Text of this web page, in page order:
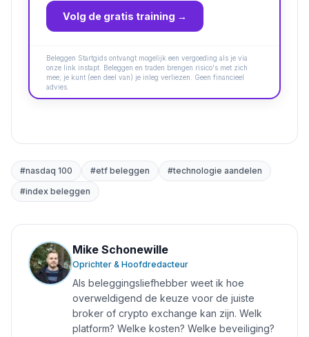
Volg de gratis training →
Beleggen Startgids ontvangt mogelijk een vergoeding als je via
onze link instapt. Beleggen en traden brengen risico's met zich
mee; je kunt (een deel van) je inleg verliezen. Geen financieel
advies.
#nasdaq 100 #etf beleggen #technologie aandelen
#index beleggen
Mike Schonewille
Oprichter & Hoofdredacteur
Als beleggingsliefhebber weet ik hoe
overweldigend de keuze voor de juiste
broker of crypto exchange kan zijn. Welk
platform? Welke kosten? Welke beveiliging?